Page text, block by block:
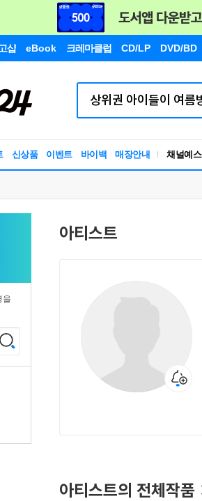
샵 eBook 크레마클럽 CD/LP DVD/BD
신상품 이벤트 바이백 매장안내 채널예스
을
아티스트
아티스트의 전체작품